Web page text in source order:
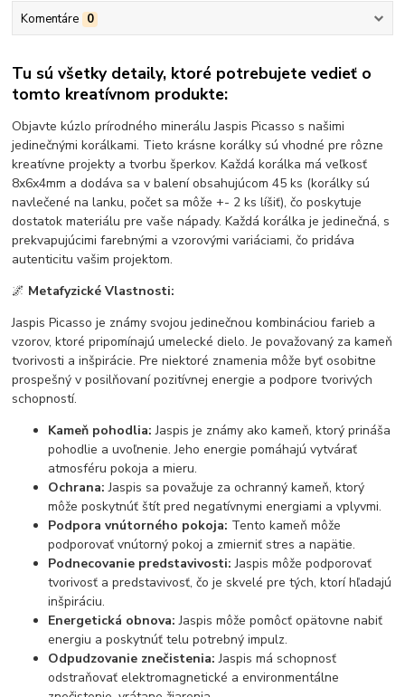
Komentáre 0
Tu sú všetky detaily, ktoré potrebujete vedieť o
tomto kreatívnom produkte:
Objavte kúzlo prírodného minerálu Jaspis Picasso s našimi
jedinečnými korálkami. Tieto krásne korálky sú vhodné pre rôzne
kreatívne projekty a tvorbu šperkov. Každá korálka má veľkosť
8x6x4mm a dodáva sa v balení obsahujúcom 45 ks (korálky sú
navlečené na lanku, počet sa môže +- 2 ks líšiť), čo poskytuje
dostatok materiálu pre vaše nápady. Každá korálka je jedinečná, s
prekvapujúcimi farebnými a vzorovými variáciami, čo pridáva
autenticitu vašim projektom.
🌌 Metafyzické Vlastnosti:
Jaspis Picasso je známy svojou jedinečnou kombináciou farieb a
vzorov, ktoré pripomínajú umelecké dielo. Je považovaný za kameň
tvorivosti a inšpirácie. Pre niektoré znamenia môže byť osobitne
prospešný v posilňovaní pozitívnej energie a podpore tvorivých
schopností.
Kameň pohodlia: Jaspis je známy ako kameň, ktorý prináša
pohodlie a uvoľnenie. Jeho energie pomáhajú vytvárať
atmosféru pokoja a mieru.
Ochrana: Jaspis sa považuje za ochranný kameň, ktorý
môže poskytnúť štít pred negatívnymi energiami a vplyvmi.
Podpora vnútorného pokoja: Tento kameň môže
podporovať vnútorný pokoj a zmierniť stres a napätie.
Podnecovanie predstavivosti: Jaspis môže podporovať
tvorivosť a predstavivosť, čo je skvelé pre tých, ktorí hľadajú
inšpiráciu.
Energetická obnova: Jaspis môže pomôcť opätovne nabiť
energiu a poskytnúť telu potrebný impulz.
Odpudzovanie znečistenia: Jaspis má schopnosť
odstraňovať elektromagnetické a environmentálne